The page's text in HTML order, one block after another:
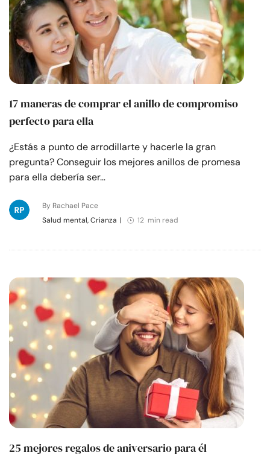
17 maneras de comprar el anillo de compromiso
perfecto para ella
¿Estás a punto de arrodillarte y hacerle la gran
pregunta? Conseguir los mejores anillos de promesa
para ella debería ser…
By Rachael Pace
Salud mental, Crianza | 12 min read
25 mejores regalos de aniversario para él